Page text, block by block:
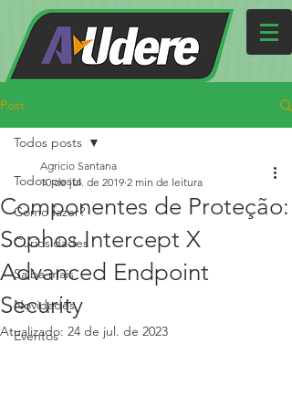
Post
Todos posts
Como fazer?
Curiosidades
Saiba mais
Novidades
Eventos
Todos posts
Componentes de Proteção:
Sophos Intercept X
Advanced Endpoint
Security
Agricio Santana
10 de jul. de 2019 2 min de leitura
Atualizado: 24 de jul. de 2023